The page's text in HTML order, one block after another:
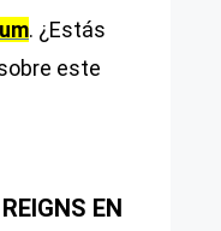
. ¿Estás
este
EN